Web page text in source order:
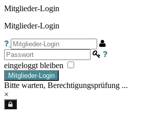
Mitglieder-Login
Mitglieder-Login
eingeloggt bleiben
Mitglieder-Login
Bitte warten, Berechtigungsprüfung ...
×